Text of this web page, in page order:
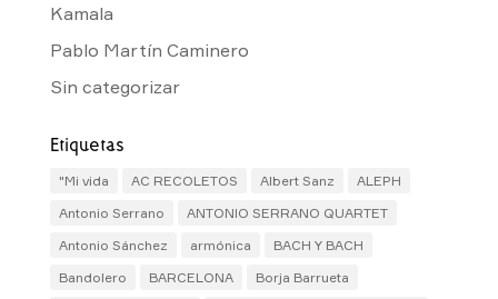
Kamala
Pablo Martín Caminero
Sin categorizar
Etiquetas
"Mi vida AC RECOLETOS Albert Sanz
ALEPH
Antonio Serrano
ANTONIO SERRANO QUARTET
Antonio Sánchez
armónica
BACH Y BACH
Bandolero
BARCELONA
Borja Barrueta